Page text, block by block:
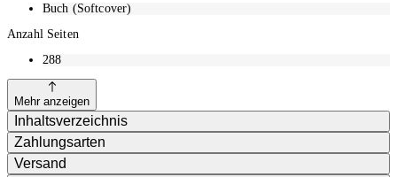
Buch (Softcover)
Anzahl Seiten
288
Mehr anzeigen
Inhaltsverzeichnis
Zahlungsarten
Versand